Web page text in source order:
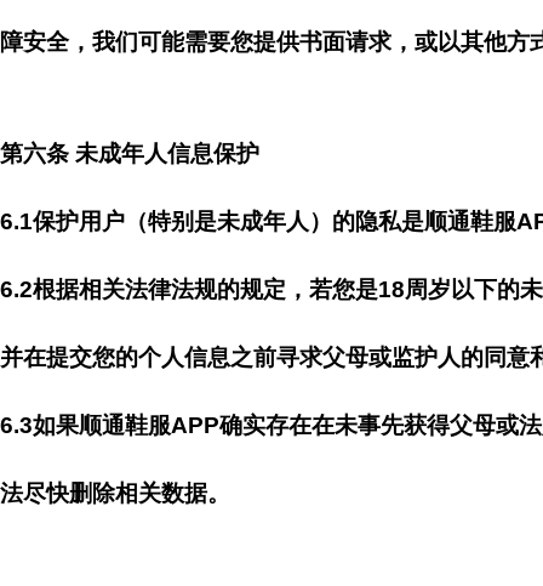
障安全，我们可能需要您提供书面请求，或以其他
第六条 未成年人信息保护
6.1保护用户（特别是未成年人）的隐私是顺通鞋服
6.2根据相关法律法规的规定，若您是18周岁以下的
并在提交您的个人信息之前寻求父母或监护人的同意
6.3如果顺通鞋服APP确实存在在未事先获得父母或
法尽快删除相关数据。